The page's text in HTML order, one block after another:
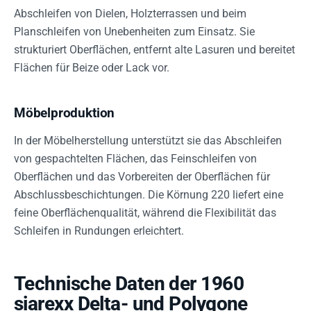
Abschleifen von Dielen, Holzterrassen und beim
Planschleifen von Unebenheiten zum Einsatz. Sie
strukturiert Oberflächen, entfernt alte Lasuren und bereitet
Flächen für Beize oder Lack vor.
Möbelproduktion
In der Möbelherstellung unterstützt sie das Abschleifen
von gespachtelten Flächen, das Feinschleifen von
Oberflächen und das Vorbereiten der Oberflächen für
Abschlussbeschichtungen. Die Körnung 220 liefert eine
feine Oberflächenqualität, während die Flexibilität das
Schleifen in Rundungen erleichtert.
Technische Daten der 1960
siarexx Delta- und Polygone